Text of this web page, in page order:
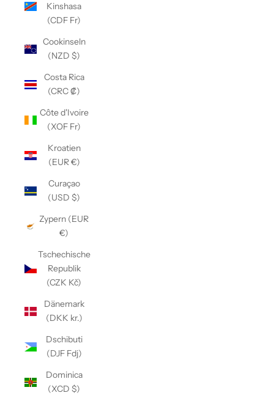
Kinshasa
(CDF Fr)
Cookinseln
(NZD $)
Costa Rica
(CRC ₡)
Côte d'Ivoire
(XOF Fr)
Kroatien
(EUR €)
Curaçao
(USD $)
Zypern (EUR
€)
Tschechische
Republik
(CZK Kč)
Dänemark
(DKK kr.)
Dschibuti
(DJF Fdj)
Dominica
(XCD $)